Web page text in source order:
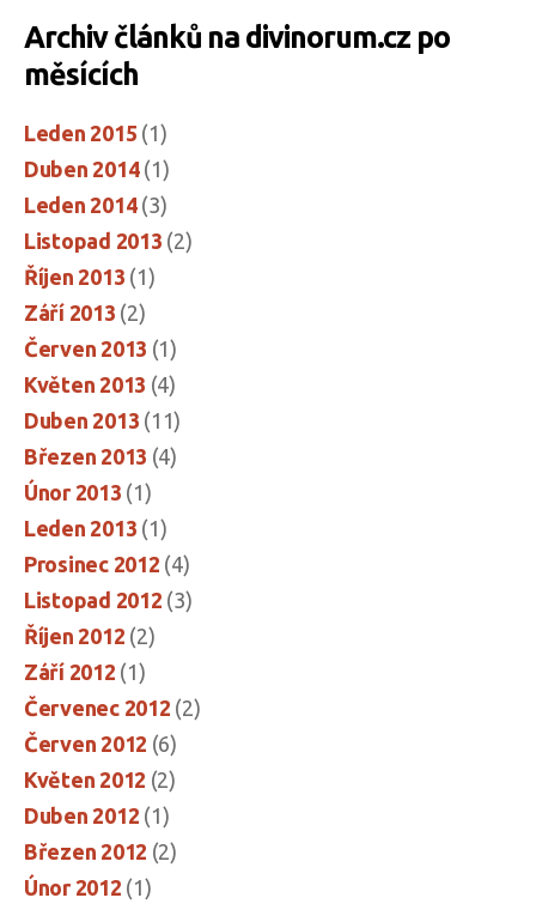
Archiv článků na divinorum.cz po
měsících
Leden 2015 (1)
Duben 2014(1)
Leden 2014(3)
Listopad 2013 (2)
Říjen 2013 (1)
Září 2013 (2)
Červen 2013 (1)
Květen 2013 (4)
Duben 2013 (11)
Březen 2013 (4)
Únor 2013 (1)
Leden 2013 (1)
Prosinec 2012 (4)
Listopad 2012 (3)
Říjen 2012 (2)
Září 2012 (1)
Červenec 2012 (2)
Červen 2012 (6)
Květen 2012 (2)
Duben 2012 (1)
Březen 2012 (2)
Únor 2012 (1)